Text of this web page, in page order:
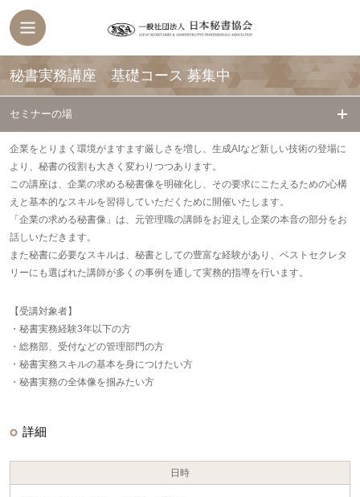
秘書実務講座 基礎コース 募集中
セミナーの場
企業をとりまく環境がますます厳しさを増し、生成AIなど新しい技術の登場に
より、秘書の役割も大きく変わりつつあります。
この講座は、企業の求める秘書像を明確化し、その要求にこたえるための心構
えと基本的なスキルを習得していただくために開催いたします。
「企業の求める秘書像」は、元管理職の講師をお迎えし企業の本音の部分をお
話しいただきます。
また秘書に必要なスキルは、秘書としての豊富な経験があり、ベストセクレタ
リーにも選ばれた講師が多くの事例を通して実務的指導を行います。
【受講対象者】
・秘書実務経験3年以下の方
・総務部、受付などの管理部門の方
・秘書実務スキルの基本を身につけたい方
・秘書実務の全体像を掴みたい方
詳細
日時